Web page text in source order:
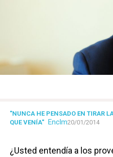
"NUNCA HE PENSADO EN TIRAR
QUE VENÍA" Enclm20/01/2014
¿Usted entendía a los